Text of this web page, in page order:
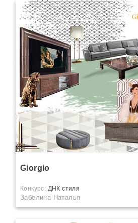
Giorgio
Конкурс: ДНК стиля
Забелина Наталья